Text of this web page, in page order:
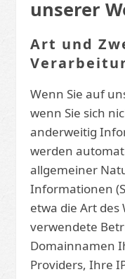
unserer
Art und
Wenn Sie auf
wenn Sie sich
anderweitig
werden
allgemeiner
Informationen
etwa die Art des
verwendete
Domainnamen
Providers, Ihre